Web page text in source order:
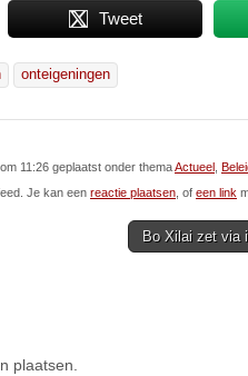
Tweet
onteigeningen
11:26 geplaatst onder themaActueel
Je kan een reactie plaatsen , of een link
Bo Xilai zet via
plaatsen.